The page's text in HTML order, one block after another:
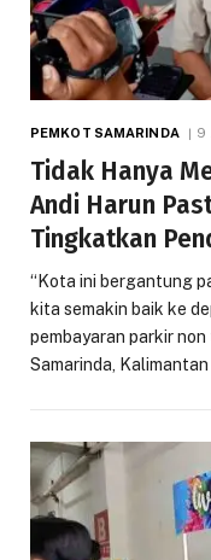
PEMKOT SAMARINDA 9
Tidak Hanya
Andi Harun
Tingkatkan
“Kota ini bergantung
kita semakin baik ke
pembayaran parkir
Samarinda,